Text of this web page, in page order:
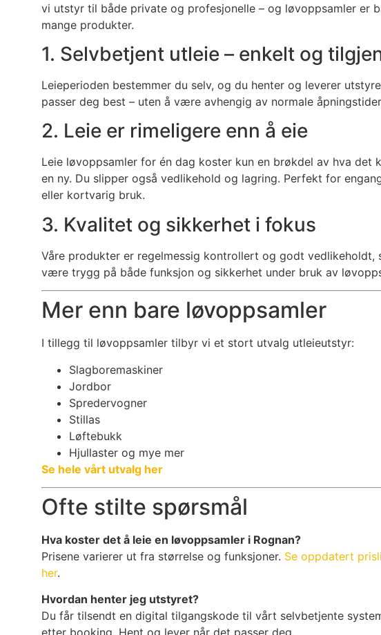
vi utstyr til både private og profesjonelle – og løvoppsamler er
mange produkter.
1. Selvbetjent utleie – enkelt og
Leieperioden bestemmer du selv, og du henter og leverer
passer deg best – uten å være avhengig av normale
2. Leie er rimeligere enn å eie
Leie løvoppsamler for én dag koster kun en brøkdel av hva det
en ny. Du slipper også vedlikehold og lagring. Perfekt for
eller kortvarig bruk.
3. Kvalitet og sikkerhet i fokus
Våre produkter er regelmessig kontrollert og godt vedlikeholdt,
være trygg på både funksjon og sikkerhet under bruk av
Mer enn bare løvoppsamler
I tillegg til løvoppsamler tilbyr vi et stort utvalg utleieutstyr:
Slagboremaskiner
Jordbor
Spredervogner
Stillas
Løftebukk
Hjullaster og mye mer
Se hele vårt utvalg her
Ofte stilte spørsmål
Hva koster det å leie en løvoppsamler i Rognan?
Prisene varierer ut fra størrelse og funksjoner. Se oppdatert
her.
Hvordan henter jeg utstyret?
Du får tilsendt en digital tilgangskode til vårt selvbetjente